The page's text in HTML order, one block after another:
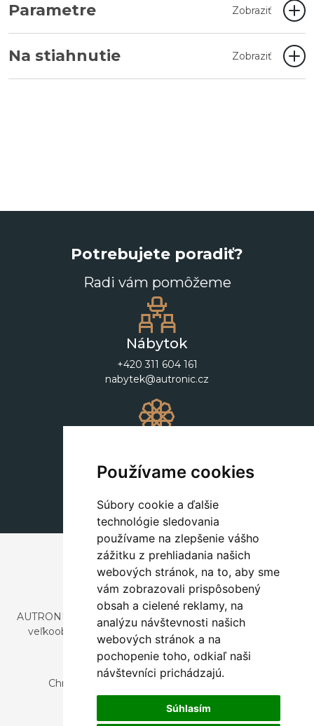
Používame cookies
Súbory cookie a ďalšie
technológie sledovania
používame na zlepšenie vášho
zážitku z prehliadania našich
webových stránok, na to, aby sme
vám zobrazovali prispôsobený
obsah a cielené reklamy, na
analýzu návštevnosti našich
webových stránok a na
pochopenie toho, odkiaľ naši
návštevníci prichádzajú.
Súhlasím
Parametre Zobraziť
Na stiahnutie Zobraziť
Potrebujete poradiť?
Radi vám pomôžeme
Nábytok
+420 311 604 161
nabytek@autronic.cz
+420 311 604 182
dekorace@autronic.cz
AUTRONIC, s.r.o. je spoločnosť zaoberajúca sa dovozom a
veľkoobchodným predajom dizajnového aj štýlového
nábytku a dekorácií.
Česká republika
Chrustenice 270, 267 12 Loděnice u Berouna
Slovensko
Nová 366, 032 02 Závažná Poruba